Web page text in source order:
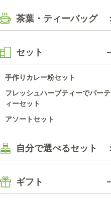
茶葉・ティーバッグ
セット
手作りカレー粉セット
フレッシュハーブティーでパーテ
ィーセット
アソートセット
自分で選べるセット
ギフト